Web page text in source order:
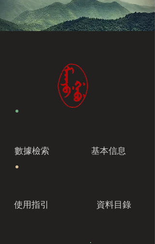
數據檢索 基本信息
使用指引 資料目錄